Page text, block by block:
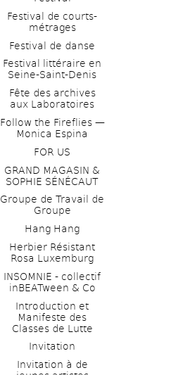
Festival de courts-
métrages
Festival de danse
Festival littéraire en
Seine-Saint-Denis
Fête des archives
aux Laboratoires
Follow the Fireflies —
Monica Espina
FOR US
GRAND MAGASIN &
SOPHIE SÉNÉCAUT
Groupe de Travail de
Groupe
Hang Hang
Herbier Résistant
Rosa Luxemburg
INSOMNIE - collectif
inBEATween & Co
Introduction et
Manifeste des
Classes de Lutte
Invitation
Invitation à de